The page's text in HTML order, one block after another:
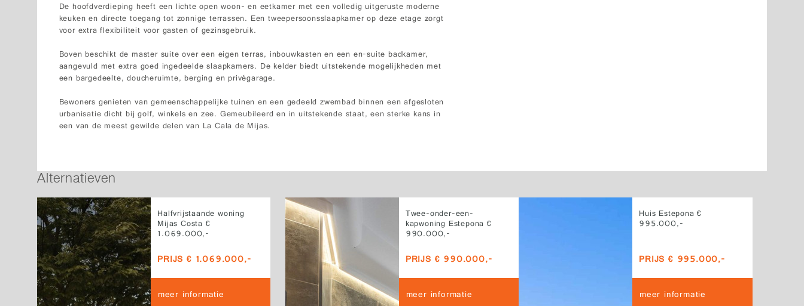
De hoofdverdieping heeft een lichte open woon- en eetkamer met een volledig uitgeruste moderne
keuken en directe toegang tot zonnige terrassen. Een tweepersoonsslaapkamer op deze etage zorgt
voor extra flexibiliteit voor gasten of gezinsgebruik.
Boven beschikt de master suite over een eigen terras, inbouwkasten en een en-suite badkamer,
aangevuld met extra goed ingedeelde slaapkamers. De kelder biedt uitstekende mogelijkheden met
een bargedeelte, doucheruimte, berging en privégarage.
Bewoners genieten van gemeenschappelijke tuinen en een gedeeld zwembad binnen een afgesloten
urbanisatie dicht bij golf, winkels en zee. Gemeubileerd en in uitstekende staat, een sterke kans in
een van de meest gewilde delen van La Cala de Mijas.
Alternatieven
Halfvrijstaande woning
Mijas Costa €
1.069.000,-
PRIJS € 1.069.000,-
meer informatie
Twee-onder-een-
kapwoning Estepona €
990.000,-
PRIJS € 990.000,-
meer informatie
Huis Estepona €
995.000,-
PRIJS € 995.000,-
meer informatie